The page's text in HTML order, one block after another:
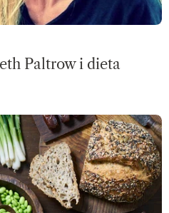
Paltrow i dieta